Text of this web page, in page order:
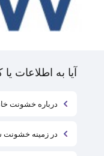
آیا به اطلاعات
درباره خشونت
در زمینه خشونت